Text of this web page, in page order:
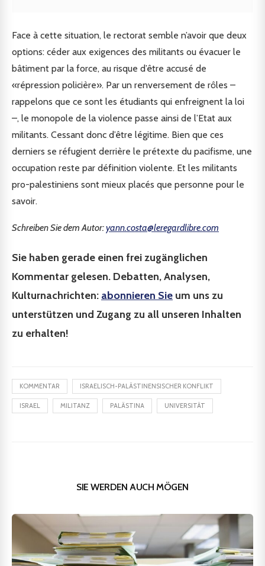
Face à cette situation, le rectorat semble n’avoir que deux
options: céder aux exigences des militants ou évacuer le
bâtiment par la force, au risque d’être accusé de
«répression policière». Par un renversement de rôles –
rappelons que ce sont les étudiants qui enfreignent la loi
–, le monopole de la violence passe ainsi de l’Etat aux
militants. Cessant donc d’être légitime. Bien que ces
derniers se réfugient derrière le prétexte du pacifisme, une
occupation reste par définition violente. Et les militants
pro-palestiniens sont mieux placés que personne pour le
savoir.
Schreiben Sie dem Autor:yann.costa@leregardlibre.com
Sie haben gerade einen frei zugänglichen
Kommentar gelesen. Debatten, Analysen,
Kulturnachrichten: abonnieren Sie um uns zu
unterstützen und Zugang zu all unseren Inhalten
zu erhalten!
KOMMENTAR ISRAELISCH-PALÄSTINENSISCHER KONFLIKT
ISRAEL MILITANZ PALÄSTINA UNIVERSITÄT
SIE WERDEN AUCH MÖGEN